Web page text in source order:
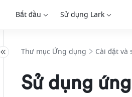
Bắt đầu Sử dụng Lark
Thư mục Ứng dụng Cài đặt và
Sử dụng